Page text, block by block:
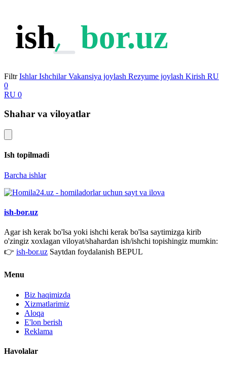
ish bor.uz
Filtr Ishlar Ishchilar Vakansiya joylash Rezyume joylash Kirish RU
0
RU 0
Shahar va viloyatlar
Ish topilmadi
Barcha ishlar
ish-bor.uz
Agar ish kerak bo'lsa yoki ishchi kerak bo'lsa saytimizga kirib
o'zingiz xoxlagan viloyat/shahardan ish/ishchi topishingiz mumkin:
👉 ish-bor.uz Saytdan foydalanish BEPUL
Menu
Biz haqimizda
Xizmatlarimiz
Aloqa
E'lon berish
Reklama
Havolalar